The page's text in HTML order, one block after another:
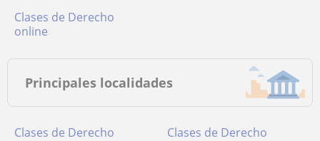
Clases de Derecho
online
Principales localidades
Clases de Derecho
Clases de Derecho